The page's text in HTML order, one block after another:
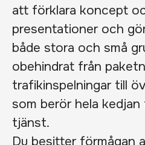
att förklara koncept
presentationer och
både stora och små
obehindrat från
trafikinspelningar till
som berör hela
tjänst.
Du besitter förmågan